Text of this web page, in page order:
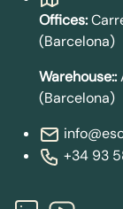
Offices:
(Barcelona)
Warehouse::
(Barcelona)
+34 93